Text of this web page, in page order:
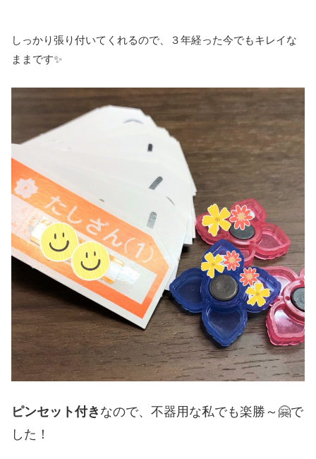
しっかり張り付いてくれるので、３年経った今でもキレイな
ままです✨
ピンセット付き なので、不器用な私でも楽勝～🤗で
した！